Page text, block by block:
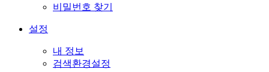
비밀번호 찾기
설정
내 정보
검색환경설정